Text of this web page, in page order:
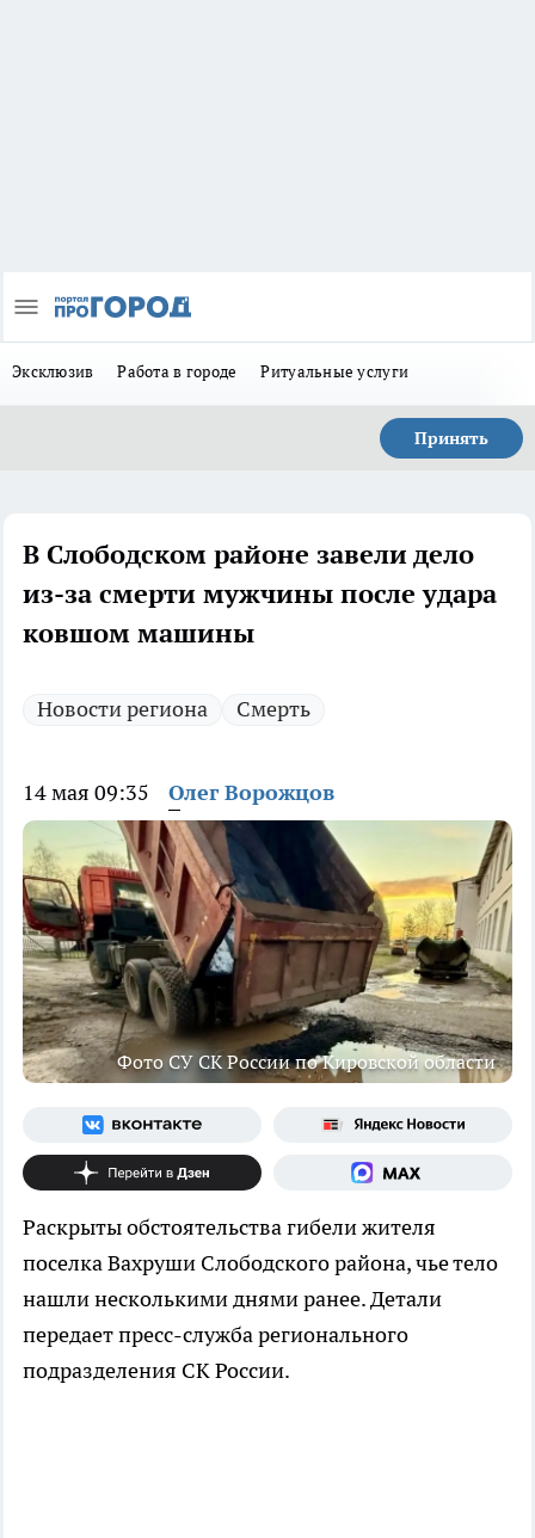
Эксклюзив Работа в городе Ритуальные услуги
Принять
В Слободском районе завели дело
из-за смерти мужчины после удара
ковшом машины
Новости региона Смерть
14 мая 09:35 Олег Ворожцов
Фото СУ СК России по Кировской области
Раскрыты обстоятельства гибели жителя
поселка Вахруши Слободского района, чье тело
нашли несколькими днями ранее. Детали
передает пресс-служба регионального
подразделения СК России.